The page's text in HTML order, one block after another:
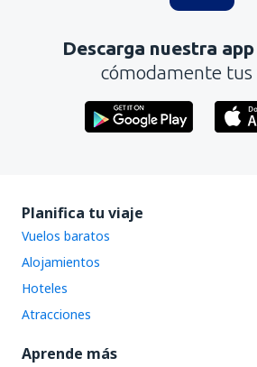
Enviar
Descarga nuestra app
cómodamente tus
Planifica tu viaje
Vuelos baratos
Alojamientos
Hoteles
Atracciones
Aprende más